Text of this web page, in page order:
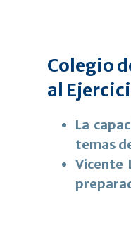
Colegio
al
La
temas
Vicente